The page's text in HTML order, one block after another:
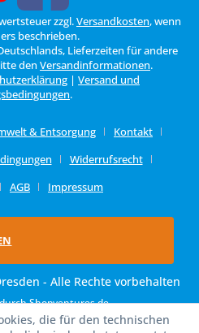
zzgl.Versandkosten, wenn
beschrieben.
Lieferzeiten für andere
den Versandinformationen.
| Versand und
.
& Entsorgung
Kontakt
Widerrufsrecht
AGB Impressum
- Alle Rechte vorbehalten
die für den technischen